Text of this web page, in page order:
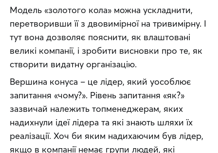
Модель «золотого кола» можна ускладнити,
перетворивши її з двовимірної на тривимірну. І
тут вона дозволяє пояснити, як влаштовані
великі компанії, і зробити висновки про те, як
створити видатну організацію.
Вершина конуса – це лідер, який уособлює
запитання «чому?». Рівень запитання «як?»
зазвичай належить топменеджерам, яких
надихнули ідеї лідера та які знають шляхи їх
реалізації. Хоч би яким надихаючим був лідер,
якщо в компанії немає групи людей, які